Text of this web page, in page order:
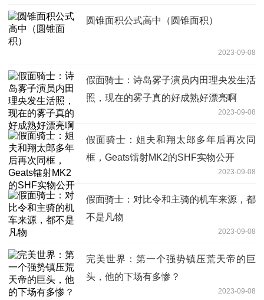
圆锥面积公式高中（圆锥面积）
2023-09-08
假面骑士：诗岛雾子演员内田理央发生活
照，现在的雾子真的好成熟好漂亮啊
2023-09-08
假面骑士：姐夫和翔太郎多年后再次同
框，Geats镭射MK2的SHF实物公开
2023-09-08
假面骑士：对比令和主骑的机车来源，都
不是凡物
2023-09-08
完美世界：第一个强势镇压荒天帝的巨
头，他的下场有多惨？
2023-09-08